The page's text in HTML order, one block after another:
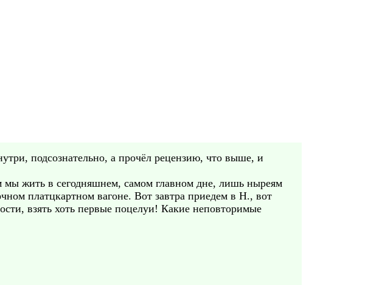
подсознательно, а прочёл рецензию, что выше, и
жить в сегодняшнем, самом главном дне, лишь ныреям
платцкартном вагоне. Вот завтра приедем в Н., вот
взять хоть первые поцелуи! Какие неповторимые